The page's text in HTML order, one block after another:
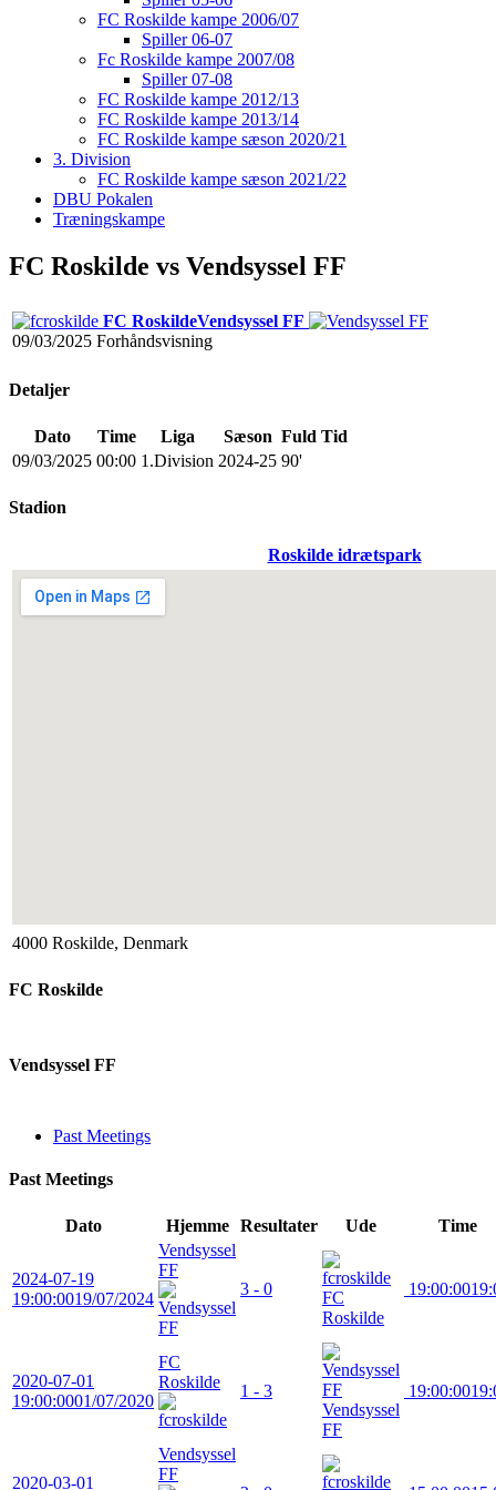
FC Roskilde kampe 2006/07
Spiller 06-07
Fc Roskilde kampe 2007/08
Spiller 07-08
FC Roskilde kampe 2012/13
FC Roskilde kampe 2013/14
FC Roskilde kampe sæson 2020/21
3. Division
FC Roskilde kampe sæson 2021/22
DBU Pokalen
Træningskampe
FC Roskilde vs Vendsyssel FF
FC RoskildeVendsyssel FF
09/03/2025 Forhåndsvisning
Detaljer
Dato Time Liga Sæson Fuld Tid
09/03/2025 00:00 1.Division 2024-25 90'
Stadion
Roskilde idrætspark
4000 Roskilde, Denmark
FC Roskilde
Vendsyssel FF
Past Meetings
Past Meetings
Dato Hjemme Resultater Ude Time
2024-07-19
19:00:0019/07/2024
Vendsyssel
FF
3 - 0
FC
Roskilde
19:00:00
2020-07-01
19:00:0001/07/2020
FC
Roskilde
1 - 3
Vendsyssel
FF
19:00:00
2020-03-01
Vendsyssel
FF